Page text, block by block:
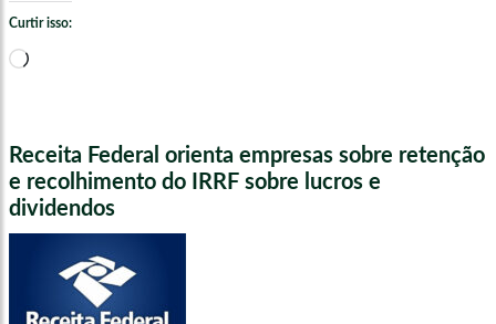
Curtir isso:
Carregando...
Receita Federal orienta empresas sobre retenção
e recolhimento do IRRF sobre lucros e
dividendos